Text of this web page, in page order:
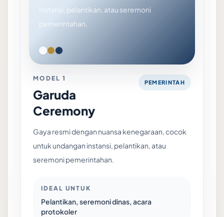
instansi, pelantikan, atau seremoni
pemerintahan.
MODEL 1
Garuda
Ceremony
PEMERINTAH
Gaya resmi dengan nuansa kenegaraan, cocok
untuk undangan instansi, pelantikan, atau
seremoni pemerintahan.
IDEAL UNTUK
Pelantikan, seremoni dinas, acara
protokoler